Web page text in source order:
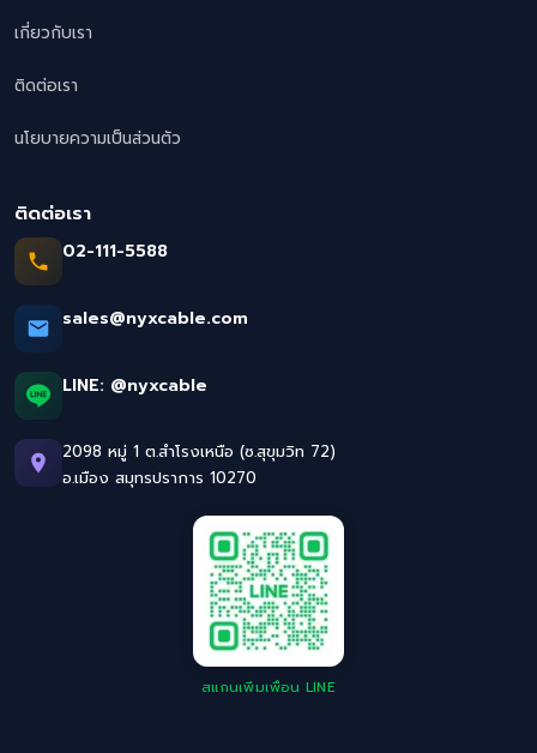
เกี่ยวกับเรา
ติดต่อเรา
นโยบายความเป็นส่วนตัว
ติดต่อเรา
02-111-5588
sales@nyxcable.com
LINE: @nyxcable
2098 หมู่ 1 ต.สำโรงเหนือ (ซ.สุขุมวิท 72)
อ.เมือง สมุทรปราการ 10270
สแกนเพิ่มเพื่อน LINE